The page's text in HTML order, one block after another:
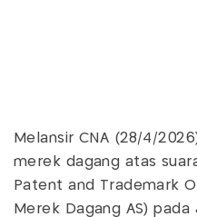
Melansir CNA (28/4/
merek dagang atas
Patent and Trademark
Merek Dagang AS)